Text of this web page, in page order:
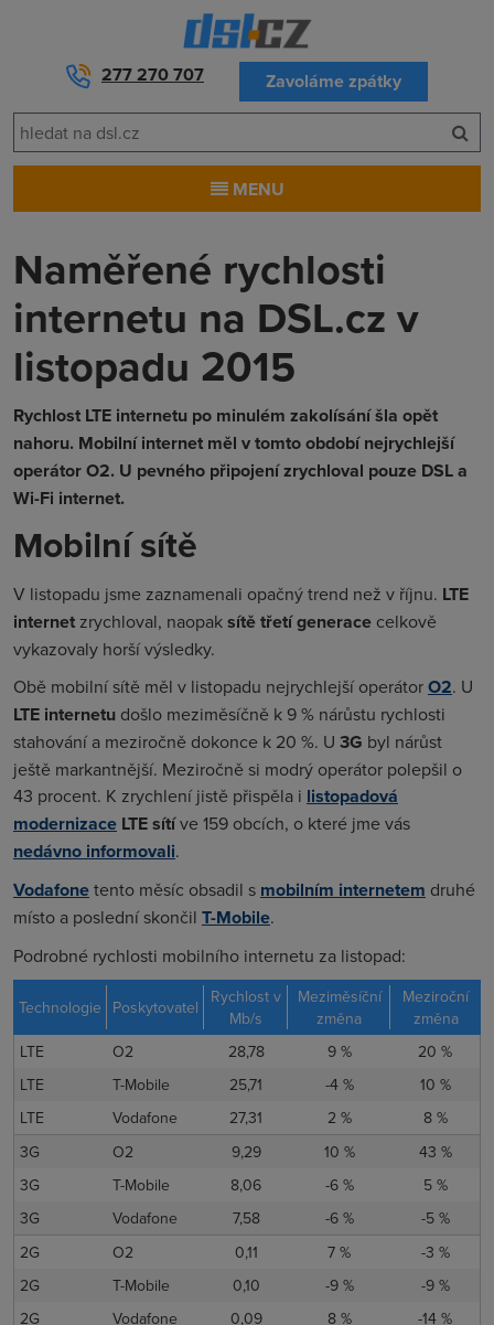
277 270 707 Zavoláme zpátky
MENU
Naměřené rychlosti
internetu na DSL.cz v
listopadu 2015
Rychlost LTE internetu po minulém zakolísání šla opět
nahoru. Mobilní internet měl v tomto období nejrychlejší
operátor O2. U pevného připojení zrychloval pouze DSL a
Wi-Fi internet.
Mobilní sítě
V listopadu jsme zaznamenali opačný trend než v říjnu. LTE
internet zrychloval, naopaksítě třetí generace celkově
vykazovaly horší výsledky.
Obě mobilní sítě měl v listopadu nejrychlejší operátorO2. U
LTE internetu došlo meziměsíčně k 9 % nárůstu rychlosti
stahování a meziročně dokonce k 20 %. U 3G byl nárůst
ještě markantnější. Meziročně si modrý operátor polepšil o
43 procent. K zrychlení jistě přispěla i listopadová
modernizace LTE sítíve 159 obcích, o které jme vás
nedávno informovali.
Vodafonetento měsíc obsadil s mobilním internetem druhé
místo a poslední skončil T-Mobile.
Podrobné rychlosti mobilního internetu za listopad:
Technologie Poskytovatel
Rychlost v
Mb/s
Meziměsíční
změna
Meziroční
změna
LTE
O2 28,78 9 %
20 %
LTE
T-Mobile 25,71 -4 %
10 %
LTE
Vodafone 27,31 2 %
8 %
3G
O2 9,29 10 %
43 %
3G
T-Mobile 8,06 -6 %
5 %
3G
Vodafone 7,58 -6 %
-5 %
2G
O2 0,11 7 %
-3 %
2G
T-Mobile 0,10 -9 %
-9 %
2G
Vodafone 0,09 8 % -14 %